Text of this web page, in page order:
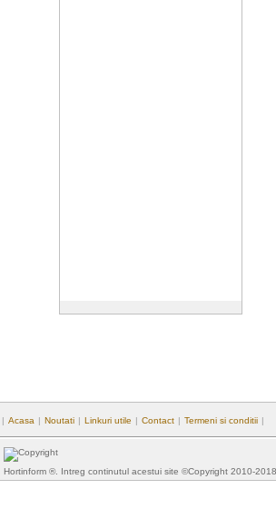
| Acasa | Noutati | Linkuri utile | Contact | Termeni si conditii |
Hortinform ®. Intreg continutul acestui site ©Copyright 2010-2018